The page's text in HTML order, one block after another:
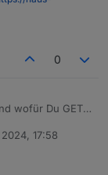
Symbol
der
mal-wenn
kommen.
0
wofür Du GET
jeweilige
was die andere
17:58